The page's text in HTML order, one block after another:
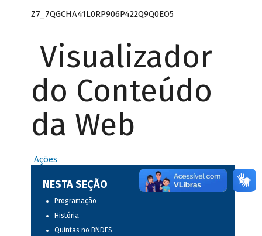
Z7_7QGCHA41L0RP906P422Q9Q0EO5
Visualizador
do Conteúdo
da Web
Ações
NESTA SEÇÃO
Programação
História
Quintas no BNDES